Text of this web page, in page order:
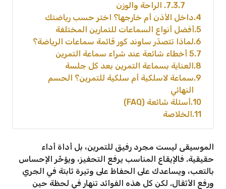
3.7 7. الراحة والوزن
4 داخل الأذن أم خارجها؟ اختر حسب رياضتك
5 أفضل أنواع السماعات للتمارين المختلفة
6 لماذا تتصدّر ساوند كور قائمة سماعات الرياضة؟
7 5 أخطاء شائعة عند شراء سماعة التمرين
8 العناية بسماعة التمرين بعد كل جلسة
9 سماعة لاسلكية أم سلكية للتمرين؟ الحسم
النهائي
10 أسئلة شائعة (FAQ)
11 الخلاصة
الموسيقى ليست مجرد رفيق للتمرين، بل أداة أداء
حقيقية. فالإيقاع المناسب يرفع التحفيز، ويؤخّر الإحساس
بالتعب، ويساعدك على الحفاظ على وتيرة ثابتة في الجري
ورفع الأثقال. لكن كل هذه الفوائد تنهار في لحظة حين